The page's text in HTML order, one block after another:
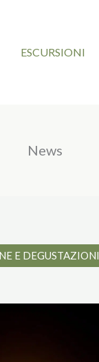
ESCURSIONI
News
E DEGUSTAZIONI